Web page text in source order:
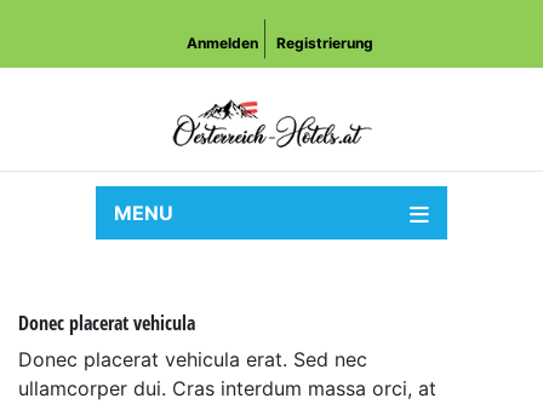
Anmelden Registrierung
MENU
Donec placerat vehicula
Donec placerat vehicula erat. Sed nec
ullamcorper dui. Cras interdum massa orci, at